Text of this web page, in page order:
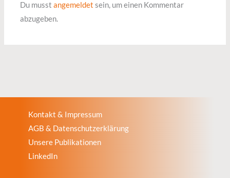
Du musstangemeldet sein, um einen Kommentar
abzugeben.
Kontakt & Impressum
AGB & Datenschutzerklärung
Unsere Publikationen
LinkedIn